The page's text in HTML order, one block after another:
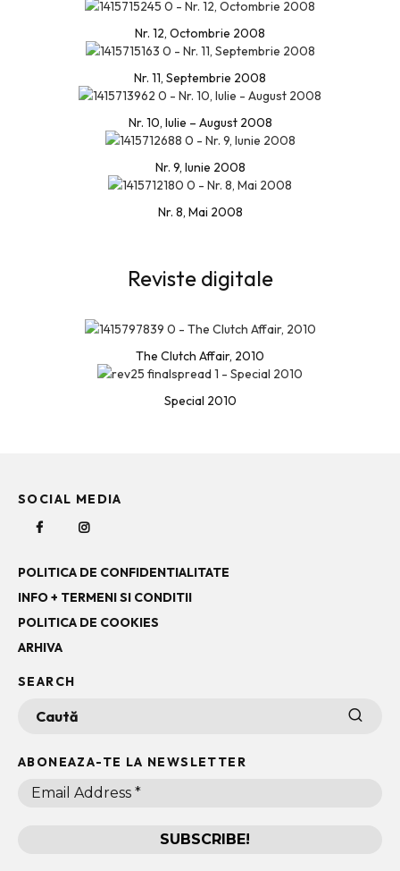
Nr. 12, Octombrie 2008
Nr. 11, Septembrie 2008
Nr. 10, Iulie – August 2008
Nr. 9, Iunie 2008
Nr. 8, Mai 2008
Reviste digitale
The Clutch Affair, 2010
Special 2010
SOCIAL MEDIA
POLITICA DE CONFIDENTIALITATE
INFO + TERMENI SI CONDITII
POLITICA DE COOKIES
ARHIVA
SEARCH
ABONEAZA-TE LA NEWSLETTER